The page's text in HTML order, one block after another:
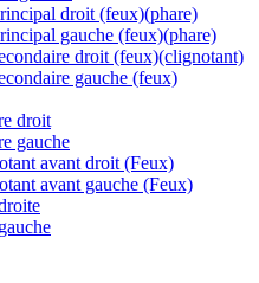
droit (feux)(phare)
gauche (feux)(phare)
droit (feux)(clignotant)
gauche (feux)
droit
gauche
avant droit (Feux)
avant gauche (Feux)